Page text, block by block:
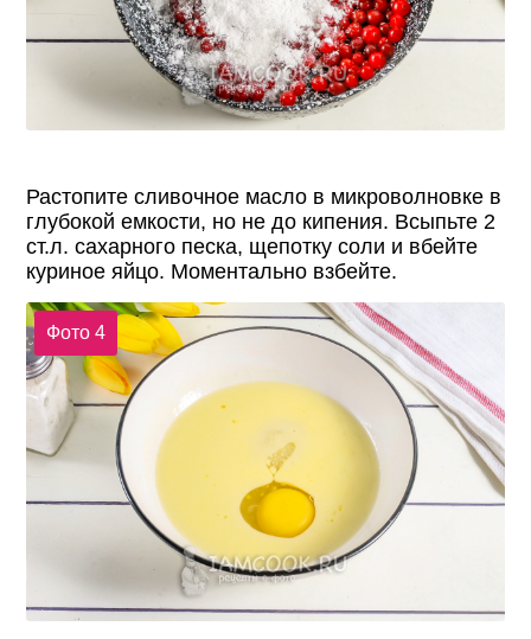
Растопите сливочное масло в микроволновке в
глубокой емкости, но не до кипения. Всыпьте 2
ст.л. сахарного песка, щепотку соли и вбейте
куриное яйцо. Моментально взбейте.
Фото 4